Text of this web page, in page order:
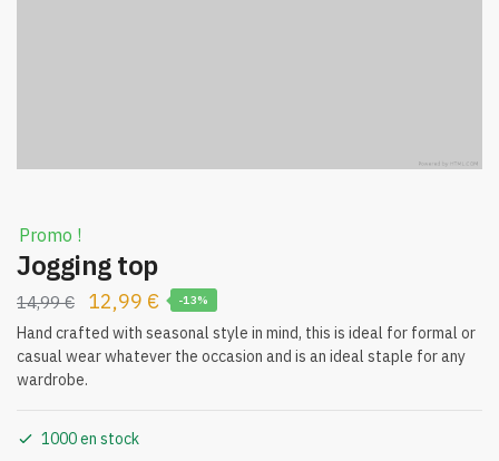
Promo !
Jogging top
14,99€
Le
prix
initial
12,99 €Le
prix
actuel
-13%
Hand crafted with seasonal style in mind, this is ideal for formal or
casual wear whatever the occasion and is an ideal staple for any
wardrobe.
1000 en stock